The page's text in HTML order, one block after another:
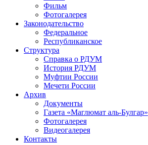
Фильм
Фотогалерея
Законодательство
Федеральное
Республиканское
Структура
Справка о РДУМ
История РДУМ
Муфтии России
Мечети России
Архив
Документы
Газета «Маглюмат аль-Булгар»
Фотогалерея
Видеогалерея
Контакты